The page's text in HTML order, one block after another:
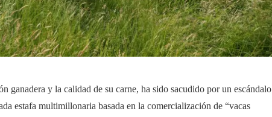
ganadera y la calidad de su carne, ha sido sacudido por un escándalo
estafa multimillonaria basada en la comercialización de “vacas